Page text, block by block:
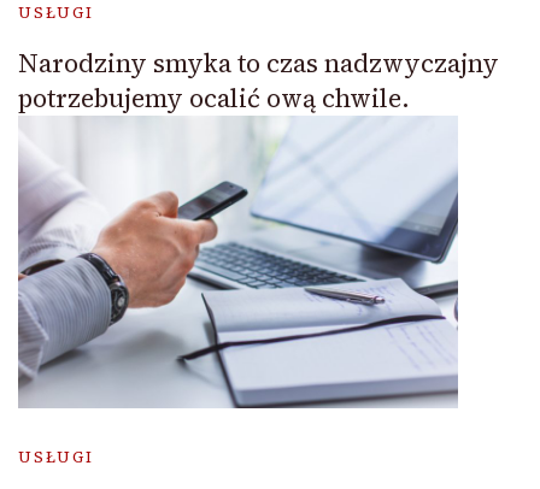
USŁUGI
Narodziny smyka to czas nadzwyczajny
potrzebujemy ocalić ową chwile.
USŁUGI